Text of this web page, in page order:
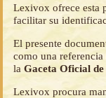
Lexivox ofrece esta
facilitar su
El presente
como una
laGaceta Oficial
Lexivox procura